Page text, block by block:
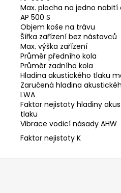
Max. plocha na jedno
AP 500 S
Objem koše na trávu
Šířka zařízení bez nástavců
Max. výška zařízení
Průměr předního kola
Průměr zadního kola
Hladina akustického tlaku
Zaručená hladina
LWA
Faktor nejistoty hladiny
tlaku
Vibrace vodicí násady AHW
Faktor nejistoty K